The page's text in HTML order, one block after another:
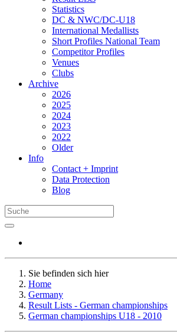
Statistics
DC & NWC/DC-U18
International Medallists
Short Profiles National Team
Competitor Profiles
Venues
Clubs
Archive
2026
2025
2024
2023
2022
Older
Info
Contact + Imprint
Data Protection
Blog
Sie befinden sich hier
Home
Germany
Result Lists - German championships
German championships U18 - 2010